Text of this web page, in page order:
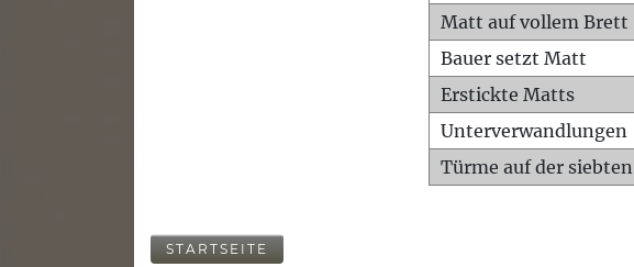
Matt auf vollem Brett
Bauer setzt Matt
Erstickte Matts
Unterverwandlungen
Türme auf der siebten
STARTSEITE